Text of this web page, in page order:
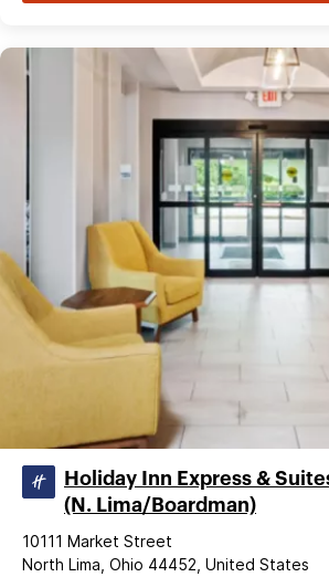
Holiday Inn Express &
(N. Lima/Boardman)
10111 Market Street
North Lima, Ohio 44452, United States